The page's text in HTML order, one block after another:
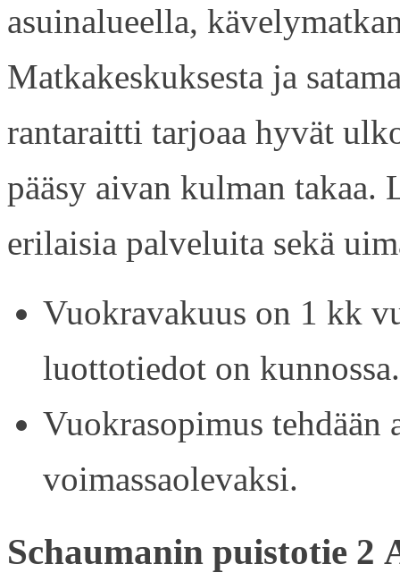
asuinalueella,
Matkakeskuksesta ja
rantaraitti tarjoaa hyvät
pääsy aivan kulman
erilaisia palveluita sekä
Vuokravakuus on 1 kk
luottotiedot on kunnossa.
Vuokrasopimus tehdään
voimassaolevaksi.
Schaumanin puistotie 2